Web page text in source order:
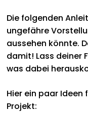
Die folgenden
ungefähre
aussehen könnte.
damit! Lass deiner
was dabei
Hier ein paar
Projekt: